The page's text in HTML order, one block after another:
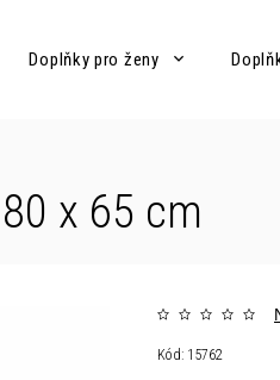
Doplňky pro ženy
x 65 cm
Kód: 15762